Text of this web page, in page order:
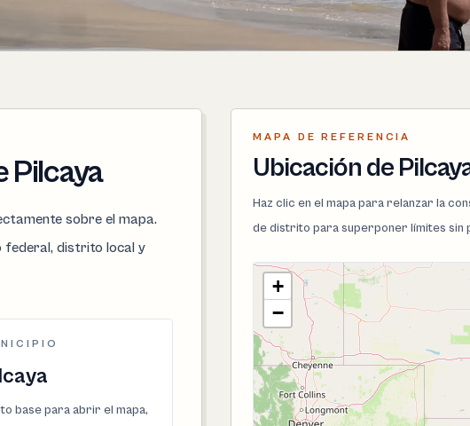
Pilcaya
sobre el mapa.
distrito local y
base para abrir el mapa,
MAPA DE REFERENCIA
Ubicación de
Haz clic en el mapa para relanzar la
de distrito para superponer límites sin
+
−